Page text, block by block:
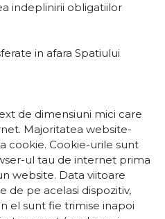
indeplinirii obligatiilor
in afara Spatiului
de dimensiuni mici care
Majoritatea website-
cookie. Cookie-urile sunt
ul tau de internet prima
website. Data viitoare
de pe acelasi dispozitiv,
el sunt fie trimise inapoi